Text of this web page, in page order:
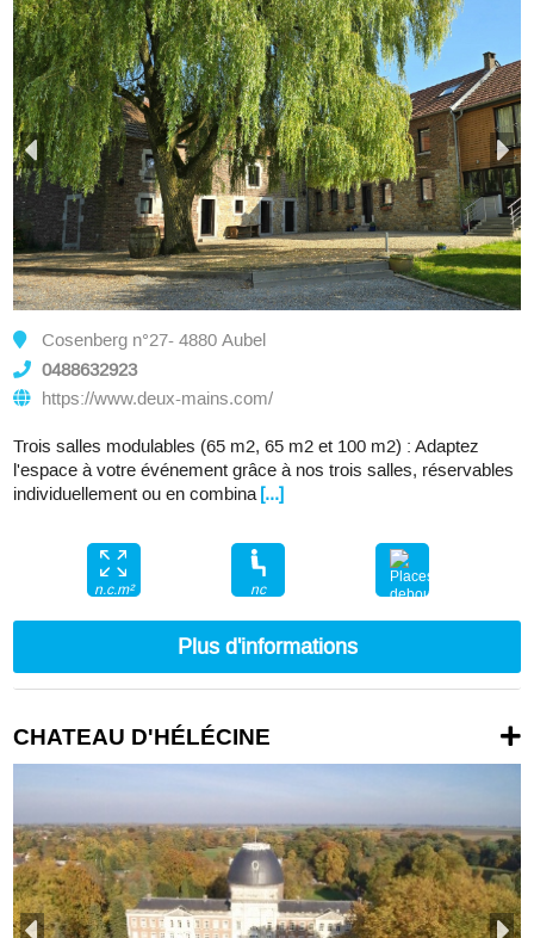
Cosenberg n°27- 4880 Aubel
0488632923
https://www.deux-mains.com/
Trois salles modulables (65 m2, 65 m2 et 100 m2) : Adaptez
l'espace à votre événement grâce à nos trois salles, réservables
individuellement ou en combina[...]
n.c.m²
nc
Plus d'informations
CHATEAU D'HÉLÉCINE